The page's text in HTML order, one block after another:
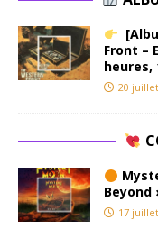
Front –
heures,
20
Beyond
17